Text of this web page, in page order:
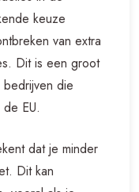
keuze
van extra
Dit is een groot
die
EU.
dat je minder
Dit kan